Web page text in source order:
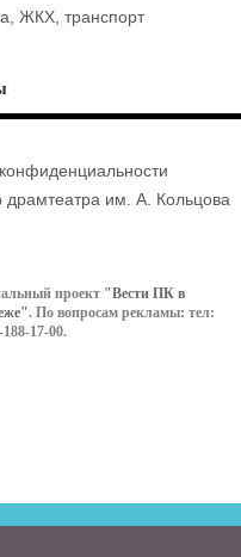
ЖКХ, транспорт
драмтеатра им. А. Кольцова
проект "Вести ПК в
. По вопросам рекламы: тел:
17-00.